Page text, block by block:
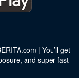
| You’ll get
and super fast